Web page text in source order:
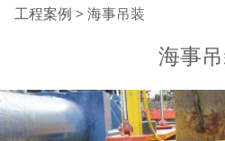
海事吊装
工程案例 > 海事吊装
海事